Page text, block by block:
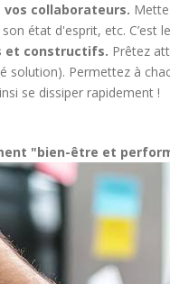
vos collaborateurs.
état d'esprit, etc.
et constructifs. Prêtez
solution). Permettez à
se dissiper rapidement !
"bien-être et